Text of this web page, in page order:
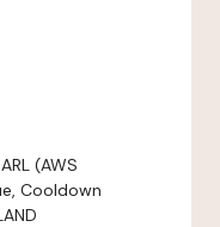
(AWS
Cooldown